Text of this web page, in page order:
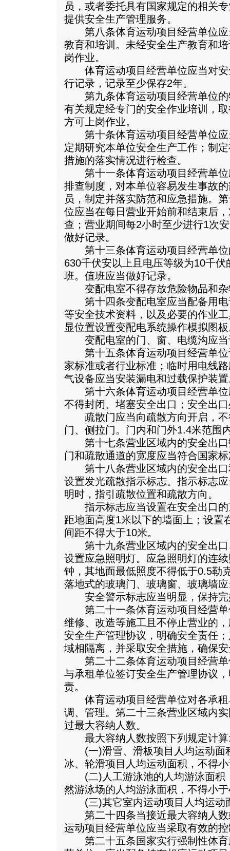
员，或者委托具有国家规定的相关
提供安全生产管理服务。
第八条体育运动项目经营单位应
教育和培训。未经安全生产教育和
岗作业。
体育运动项目经营单位应当对安
行记录，记录至少保存2年。
第九条体育运动项目经营单位的
有关规定经专门的安全作业培训，
方可上岗作业。
第十条体育运动项目经营单位应
定期研究本单位安全生产工作；制
措施的落实情况进行检查。
第十一条体育运动项目经营单位
排查制度，对本单位容易发生事故
员，制定并落实防范和应急措施。
位应当在每日营业开始前和结束后
查；营业期间每2小时至少进行1次
做好记录。
第十三条体育运动项目经营单位
630千伏安以上且电压等级为10千
班。值班应当做好记录。
变配电室不得存放危险物品和杂
第十四条变配电室应当配备用电
等安全技术资料，以及必要的作业
显位置设置变配电系统操作模拟图
变配电室的门、窗、电缆沟应当
第十五条体育运动项目经营单位
家标准或者行业标准；临时用电线
气设备应当安装漏电和过载保护装
第十六条体育运动项目经营单位
不得封闭、堵塞安全出口；安全出
疏散门应当向疏散方向开启，不
门、侧拉门。门内和门外1.4米范围
第十七条营业区域内的安全出口
门和疏散通道的宽度应当符合国家
第十八条营业区域内的安全出口
设置发光疏散指示标志。指示标志
明时，指引疏散位置和疏散方向。
指示标志应当设置在安全出口的
距地面高度1米以下的墙面上；设置
间距不得大于10米。
第十九条营业区域内的安全出口
设置应急照明灯。应急照明灯的连
钟，其地面最低照度不得低于0.5勒
落地式的玻璃门、玻璃窗、玻璃墙
安全警示标志应当明显，保持完
第二十一条体育运动项目经营单
维修、改造等施工且不停止营业的
安全生产管理协议，明确安全责任
域相隔离，并采取安全措施，确保
第二十二条体育运动项目经营单
与承租单位签订安全生产管理协议
责。
体育运动项目经营单位对各承租
调、管理。第二十三条营业区域内
过最大容纳人数。
最大容纳人数按照下列规定计
(一)滑雪、滑板项目人均运动面
冰、轮滑项目人均运动面积，不得
(二)人工游泳池的人均游泳面积
然游泳场的人均游泳面积，不得小
(三)其它室内运动项目人均运动
第二十四条当接近最大容纳人数
运动项目经营单位应当采取有效的
第二十五条国家实行强制性体育